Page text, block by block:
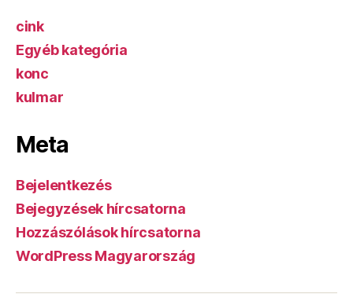
cink
Egyéb kategória
konc
kulmar
Meta
Bejelentkezés
Bejegyzések hírcsatorna
Hozzászólások hírcsatorna
WordPress Magyarország